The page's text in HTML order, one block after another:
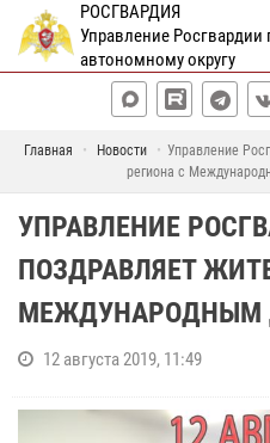
РОСГВАРДИЯ
Управление
автономному округу
Главная Новости
Управление
региона с
УПРАВЛЕНИЕ
ПОЗДРАВЛЯЕТ
МЕЖДУНАРОДНЫМ
12 августа 2019, 11:49